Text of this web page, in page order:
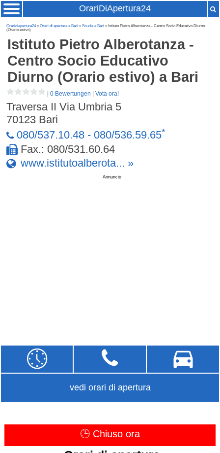
OrariDiApertura24
Oraridiapertura24»Orari di apertura a Bari »Scuole a Bari » Istituto Pietro Alberotanza - Centro Socio Educativo Diurno
(Orario estivo)
Istituto Pietro Alberotanza -
Centro Socio Educativo
Diurno (Orario estivo) a Bari
|0 Bewertungen |Vota ora!
Traversa II Via Umbria 5
70123 Bari
080/537.10.48 - 080/536.59.65*
Fax.: 080/531.60.64
www.istitutoalberota... »
Annuncio
vedi orari di apertura
🕒 Chiuso ora